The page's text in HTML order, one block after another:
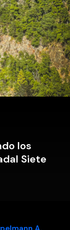
los
Siete